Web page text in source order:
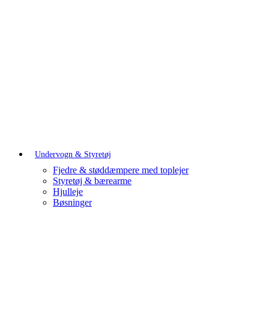
Undervogn & Styretøj
Fjedre & støddæmpere med toplejer
Styretøj & bærearme
Hjulleje
Bøsninger